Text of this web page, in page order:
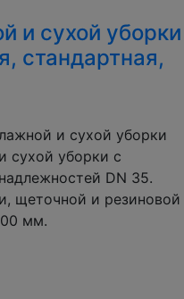
и сухой уборки
стандартная,
и сухой уборки
сухой уборки с
DN 35.
щеточной и резиновой
мм.